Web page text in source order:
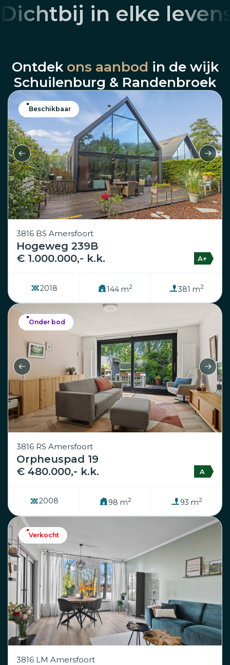
Dichtbij in elke
Ontdek ons aanbod in de wijk
Schuilenburg & Randenbroek
3816 BS Amersfoort
Hogeweg 239B
€ 1.000.000,- k.k.
A+
2018 144 m2 381 m2
Beschikbaar
3816 RS Amersfoort
Orpheuspad 19
€ 480.000,- k.k.
A
2008 98 m2 93 m2
Onder bod
3816 LM Amersfoort
Verkocht